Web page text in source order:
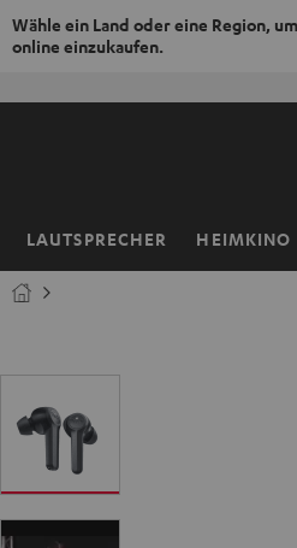
Wähle ein Land oder eine Region,
online einzukaufen.
LAUTSPRECHER HEIMKINO
Startseite